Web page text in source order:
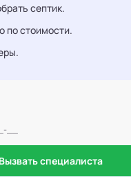
септик.
по стоимости.
Вызвать специалиста